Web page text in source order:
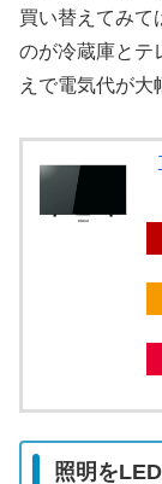
買い替えてみて
のが冷蔵庫とテ
えで電気代が大
照明を